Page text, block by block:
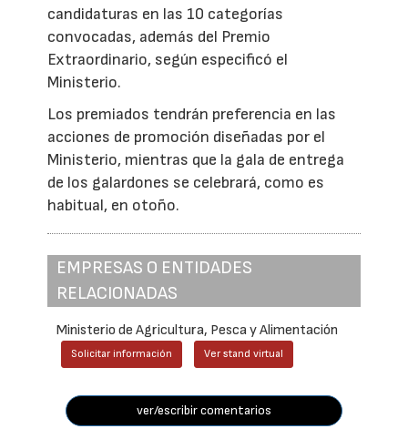
candidaturas en las 10 categorías
convocadas, además del Premio
Extraordinario, según especificó el
Ministerio.
Los premiados tendrán preferencia en las
acciones de promoción diseñadas por el
Ministerio, mientras que la gala de entrega
de los galardones se celebrará, como es
habitual, en otoño.
EMPRESAS O ENTIDADES
RELACIONADAS
Ministerio de Agricultura, Pesca y Alimentación
Solicitar información Ver stand virtual
ver/escribir comentarios